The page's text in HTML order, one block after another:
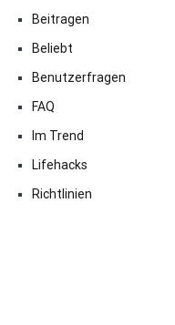
Beitragen
Beliebt
Benutzerfragen
FAQ
Im Trend
Lifehacks
Richtlinien